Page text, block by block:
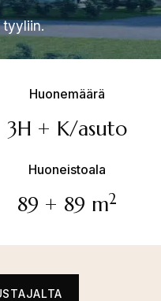
tyyliin.
Huonemäärä
3H + K/asuto
Huoneistoala
89 + 89 m2